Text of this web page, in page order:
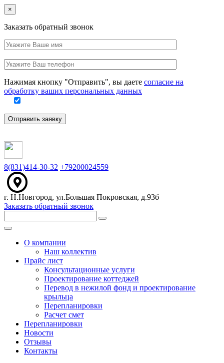
×
Заказать обратный звонок
Ваше
имя
это
Ваш
телефон
Нажимая кнопку "Отправить", вы даете согласие на
обработку ваших персональных данных
Отправить заявку
8(831)414-30-32 +79200024559
г. Н.Новгород, ул.Большая Покровская, д.93б
Заказать обратный звонок
Меню
О компании
Наш коллектив
Прайс лист
Консультационные услуги
Проектирование коттеджей
Перевод в нежилой фонд и проектирование
крыльца
Перепланировки
Расчет смет
Перепланировки
Новости
Отзывы
Контакты